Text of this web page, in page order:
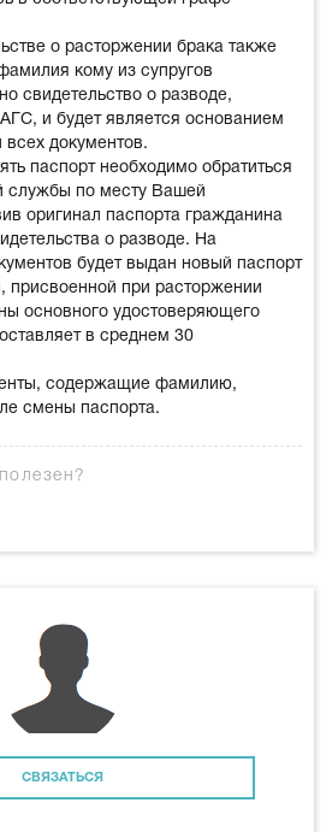
о расторжении брака также
кому из супругов
свидетельство о разводе,
и будет является основанием
документов.
паспорт необходимо обратиться
службы по месту Вашей
оригинал паспорта гражданина
о разводе. На
будет выдан новый паспорт
присвоенной при расторжении
основного удостоверяющего
в среднем 30
содержащие фамилию,
смены паспорта.
СВЯЗАТЬСЯ